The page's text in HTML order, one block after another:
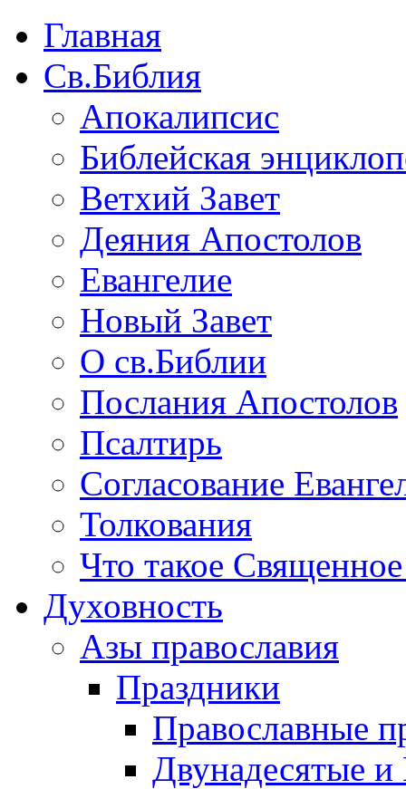
Главная
Св.Библия
Апокалипсис
Библейская
Ветхий Завет
Деяния Апостолов
Евангелие
Новый Завет
О св.Библии
Послания Апостолов
Псалтирь
Согласование
Толкования
Что такое
Духовность
Азы православия
Праздники
Православные
Двунадесятые и